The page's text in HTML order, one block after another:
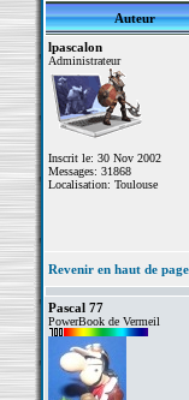
Auteur
lpascalon
Administrateur
Inscrit le: 30 Nov 2002
Messages: 31868
Localisation: Toulouse
Revenir en haut de page
Pascal 77
PowerBook de Vermeil